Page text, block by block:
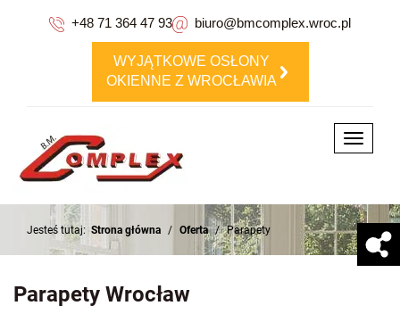
+48 71 364 47 93 biuro@bmcomplex.wroc.pl
WYJĄTKOWE OSŁONY
OKIENNE Z WROCŁAWIA
Toggle
Jesteś tutaj: Strona główna / Oferta / Parapety
Parapety Wrocław